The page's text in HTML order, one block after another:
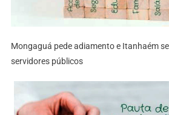
Mongaguá pede adiamento e Itanhaém
servidores públicos